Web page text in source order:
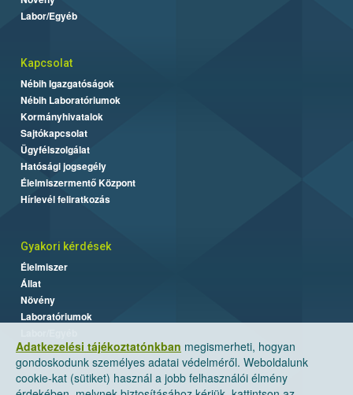
Adatkezelési tájékoztatónkban megismerheti, hogyan
gondoskodunk személyes adatai védelméről. Weboldalunk
cookie-kat (sütiket) használ a jobb felhasználói élmény
Labor/Egyéb
Kapcsolat
Nébih Igazgatóságok
Nébih Laboratóriumok
Kormányhivatalok
Sajtókapcsolat
Ügyfélszolgálat
Hatósági jogsegély
Élelmiszermentő Központ
Hírlevél feliratkozás
Gyakori kérdések
Élelmiszer
Állat
Növény
Laboratóriumok